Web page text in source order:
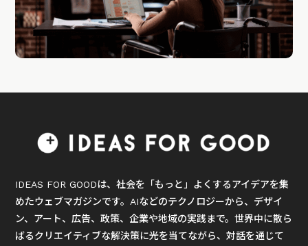
IDEAS FOR GOODは、社会を「もっと」よくするアイデアを集
めたウェブマガジンです。AIなどのテクノロジーから、デザイ
ン、アート、広告、政策、企業や地域の実践まで。世界中に散ら
ばるクリエイティブな解決策に光を当てながら、対話を通じて